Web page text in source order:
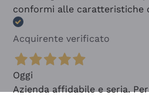
conformi alle caratteristiche
Acquirente verificato
Oggi
Azienda affidabile e seria.